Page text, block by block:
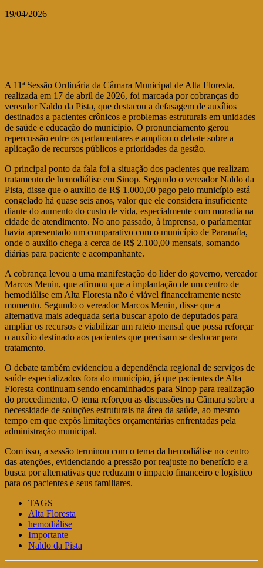
19/04/2026
A 11ª Sessão Ordinária da Câmara Municipal de Alta Floresta,
realizada em 17 de abril de 2026, foi marcada por cobranças do
vereador Naldo da Pista, que destacou a defasagem de auxílios
destinados a pacientes crônicos e problemas estruturais em unidades
de saúde e educação do município. O pronunciamento gerou
repercussão entre os parlamentares e ampliou o debate sobre a
aplicação de recursos públicos e prioridades da gestão.
O principal ponto da fala foi a situação dos pacientes que realizam
tratamento de hemodiálise em Sinop. Segundo o vereador Naldo da
Pista, disse que o auxílio de R$ 1.000,00 pago pelo município está
congelado há quase seis anos, valor que ele considera insuficiente
diante do aumento do custo de vida, especialmente com moradia na
cidade de atendimento. No ano passado, à imprensa, o parlamentar
havia apresentado um comparativo com o município de Paranaíta,
onde o auxílio chega a cerca de R$ 2.100,00 mensais, somando
diárias para paciente e acompanhante.
A cobrança levou a uma manifestação do líder do governo, vereador
Marcos Menin, que afirmou que a implantação de um centro de
hemodiálise em Alta Floresta não é viável financeiramente neste
momento. Segundo o vereador Marcos Menin, disse que a
alternativa mais adequada seria buscar apoio de deputados para
ampliar os recursos e viabilizar um rateio mensal que possa reforçar
o auxílio destinado aos pacientes que precisam se deslocar para
tratamento.
O debate também evidenciou a dependência regional de serviços de
saúde especializados fora do município, já que pacientes de Alta
Floresta continuam sendo encaminhados para Sinop para realização
do procedimento. O tema reforçou as discussões na Câmara sobre a
necessidade de soluções estruturais na área da saúde, ao mesmo
tempo em que expôs limitações orçamentárias enfrentadas pela
administração municipal.
Com isso, a sessão terminou com o tema da hemodiálise no centro
das atenções, evidenciando a pressão por reajuste no benefício e a
busca por alternativas que reduzam o impacto financeiro e logístico
para os pacientes e seus familiares.
TAGS
Alta Floresta
hemodiálise
Importante
Naldo da Pista